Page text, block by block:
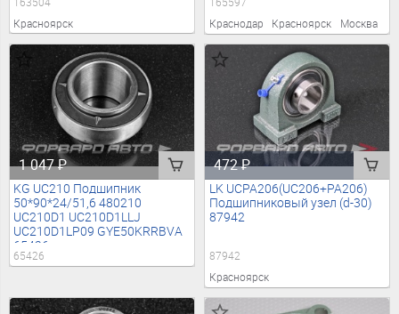
Красноярск
165597
Краснодар
Красноярск Москва
1 047₽
KG UC210 Подшипник
50*90*24/51,6 480210
UC210D1 UC210D1LLJ
UC210D1LP09 GYE50KRRBVA
65426
65426
472₽
LK UCPA206(UC206+PA206)
Подшипниковый узел (d-30)
87942
87942
Красноярск